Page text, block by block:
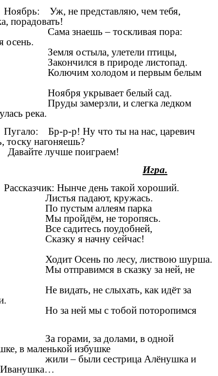
Ноябрь: Уж, не представляю, чем тебя,
порадовать!
Сама знаешь – тоскливая пора:
осень.
Земля остыла, улетели птицы,
Закончился в природе листопад.
Колючим холодом и первым белым
Ноября укрывает белый сад.
Пруды замерзли, и слегка ледком
река.
Пугало: Бр-р-р! Ну что ты на нас, царевич
тоску нагоняешь?
лучше поиграем!
Игра.
Рассказчик: Нынче день такой хороший.
Листья падают, кружась.
По пустым аллеям парка
Мы пройдём, не торопясь.
Все садитесь поудобней,
Сказку я начну сейчас!
Ходит Осень по лесу, листвою шурша.
Мы отправимся в сказку за ней, не
Не видать, не слыхать, как идёт за
Но за ней мы с тобой поторопимся
За горами, за долами, в одной
в маленькой избушке
жили – были сестрица Алёнушка и
Иванушка…